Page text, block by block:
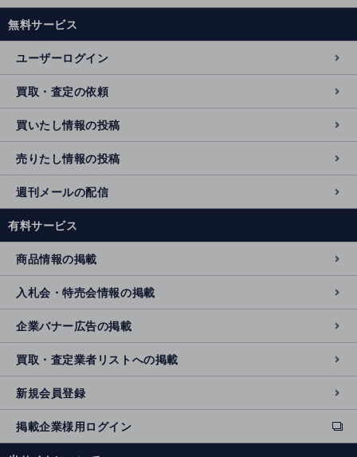
無料サービス
ユーザーログイン
買取・査定の依頼
買いたし情報の投稿
売りたし情報の投稿
週刊メールの配信
有料サービス
商品情報の掲載
入札会・特売会情報の掲載
企業バナー広告の掲載
買取・査定業者リストへの掲載
新規会員登録
掲載企業様用ログイン
ext
e